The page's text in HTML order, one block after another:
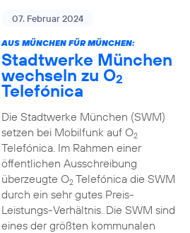
07. Februar 2024
AUS MÜNCHEN FÜR MÜNCHEN:
Stadtwerke München
wechseln zu O2
Telefónica
Die Stadtwerke München (SWM)
setzen bei Mobilfunk auf O2
Telefónica. Im Rahmen einer
öffentlichen Ausschreibung
überzeugte O2Telefónica die SWM
durch ein sehr gutes Preis-
Leistungs-Verhältnis. Die SWM sind
eines der größten kommunalen